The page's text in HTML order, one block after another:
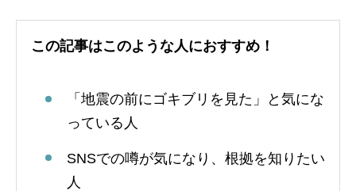
この記事はこのような人におすすめ！
「地震の前にゴキブリを見た」と気にな
っている人
SNSでの噂が気になり、根拠を知りたい
人